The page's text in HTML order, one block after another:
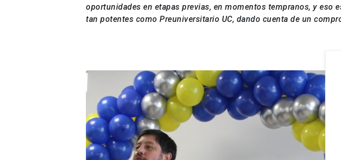
oportunidades en etapas previas, en momentos tempranos, y eso
tan potentes como Preuniversitario UC, dando cuenta de un